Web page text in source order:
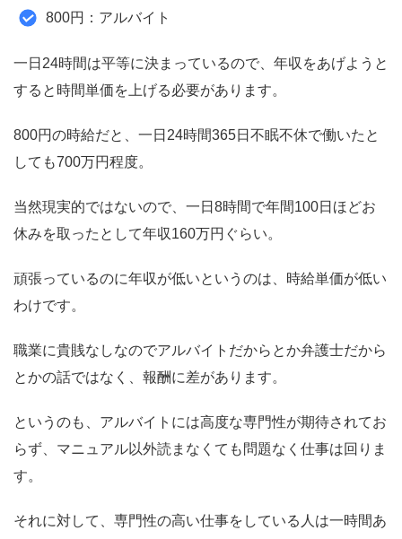
800円：アルバイト
一日24時間は平等に決まっているので、 年収をあげようと
すると時間単価を上げる必要があります。
800円の時給だと、一日24時間365日不眠不休で働いたと
しても700万円程度。
当然現実的ではないので、一日8時間で年間100日ほどお
休みを取ったとして年収160万円ぐらい。
頑張っているのに年収が低いというのは、時給単価が低い
わけです。
職業に貴賎なしなのでアルバイトだからとか弁護士だから
とかの話ではなく、報酬に差があります。
というのも、アルバイトには高度な専門性が期待されてお
らず、マニュアル以外読まなくても問題なく仕事は回りま
す。
それに対して、専門性の高い仕事をしている人は一時間あ